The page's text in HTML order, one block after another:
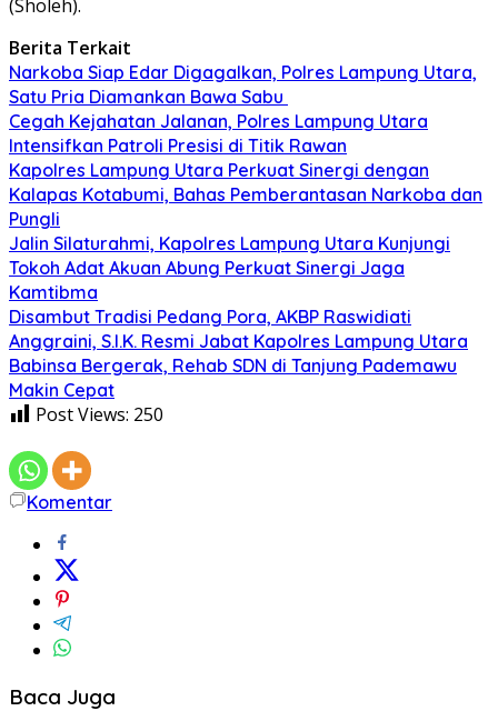
(Sholeh).
Berita Terkait
Narkoba Siap Edar Digagalkan, Polres Lampung Utara,
Satu Pria Diamankan Bawa Sabu
Cegah Kejahatan Jalanan, Polres Lampung Utara
Intensifkan Patroli Presisi di Titik Rawan
Kapolres Lampung Utara Perkuat Sinergi dengan
Kalapas Kotabumi, Bahas Pemberantasan Narkoba dan
Pungli
Jalin Silaturahmi, Kapolres Lampung Utara Kunjungi
Tokoh Adat Akuan Abung Perkuat Sinergi Jaga
Kamtibma
Disambut Tradisi Pedang Pora, AKBP Raswidiati
Anggraini, S.I.K. Resmi Jabat Kapolres Lampung Utara
Babinsa Bergerak, Rehab SDN di Tanjung Pademawu
Makin Cepat
Post Views: 250
Komentar
Baca Juga